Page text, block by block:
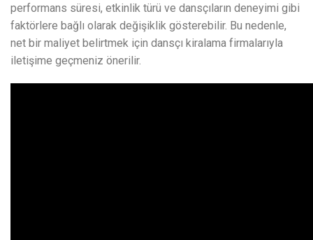
performans süresi, etkinlik türü ve dansçıların deneyimi gibi
faktörlere bağlı olarak değişiklik gösterebilir. Bu nedenle,
net bir maliyet belirtmek için dansçı kiralama firmalarıyla
iletişime geçmeniz önerilir.